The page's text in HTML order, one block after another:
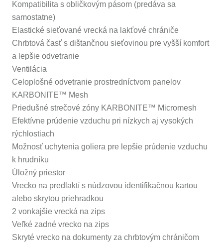
Kompatibilita s obličkovým pásom (predáva sa
samostatne)
Elastické sieťované vrecká na lakťové chrániče
Chrbtová časť s dištančnou sieťovinou pre vyšší komfort
a lepšie odvetranie
Ventilácia
Celoplošné odvetranie prostredníctvom panelov
KARBONITE™ Mesh
Priedušné strečové zóny KARBONITE™ Micromesh
Efektívne prúdenie vzduchu pri nízkych aj vysokých
rýchlostiach
Možnosť uchytenia goliera pre lepšie prúdenie vzduchu
k hrudníku
Úložný priestor
Vrecko na predlaktí s núdzovou identifikačnou kartou
alebo skrytou priehradkou
2 vonkajšie vrecká na zips
Veľké zadné vrecko na zips
Skryté vrecko na dokumenty za chrbtovým chráničom